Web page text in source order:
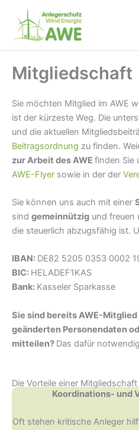
Inhalt
springen
Mitgliedschaft
Sie möchten Mitglied im AWE
ist der kürzeste Weg. Die
und die aktuellen
Beitragsordnung zu finden.
zur Arbeit des AWE finden Sie
AWE-Flyer sowie in der der
Sie können uns auch mit einer
sind gemeinnützig und freuen
die steuerlich abzugsfähig ist.
IBAN: DE82 5205 0353 0002
BIC: HELADEF1KAS
Bank: Kasseler Sparkasse
Sie sind bereits AWE-
geänderten Personendaten
mitteilen? Das dafür
Die Vorteile einer Mitgliedschaft
Koordinations- und
Oft stehen kritische Anleger